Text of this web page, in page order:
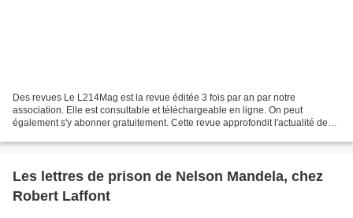
Des revues Le L214Mag est la revue éditée 3 fois par an par notre
association. Elle est consultable et téléchargeable en ligne. On peut
également s'y abonner gratuitement. Cette revue approfondit l'actualité de
Les lettres de prison de Nelson Mandela, chez
Robert Laffont